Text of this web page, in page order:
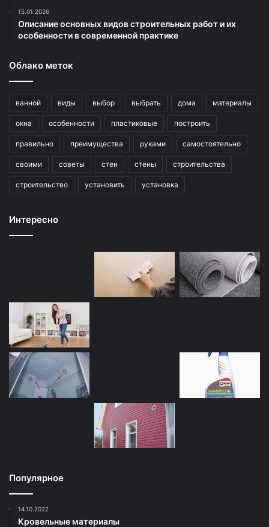
15.01.2026
Описание основных видов строительных работ и их
особенности в современной практике
Облако меток
ванной виды выбор выбрать дома материалы
окна особенности пластиковые построить
правильно преимущества руками самостоятельно
своими советы стен стены строительства
строительство установить установка
Интересно
Популярное
14.10.2022
Кровельные материалы